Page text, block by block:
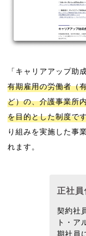
「キャリアアップ助
有期雇用の労働者（
ど）の、介護事業所
を目的とした制度で
り組みを実施した事
れます。
正社
契約社
ト・ア
期社員